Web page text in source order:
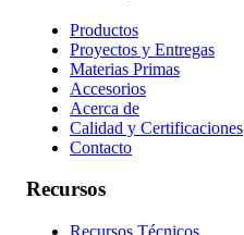
Productos
Proyectos y Entregas
Materias Primas
Accesorios
Acerca de
Calidad y Certificaciones
Contacto
Recursos
Recursos Técnicos